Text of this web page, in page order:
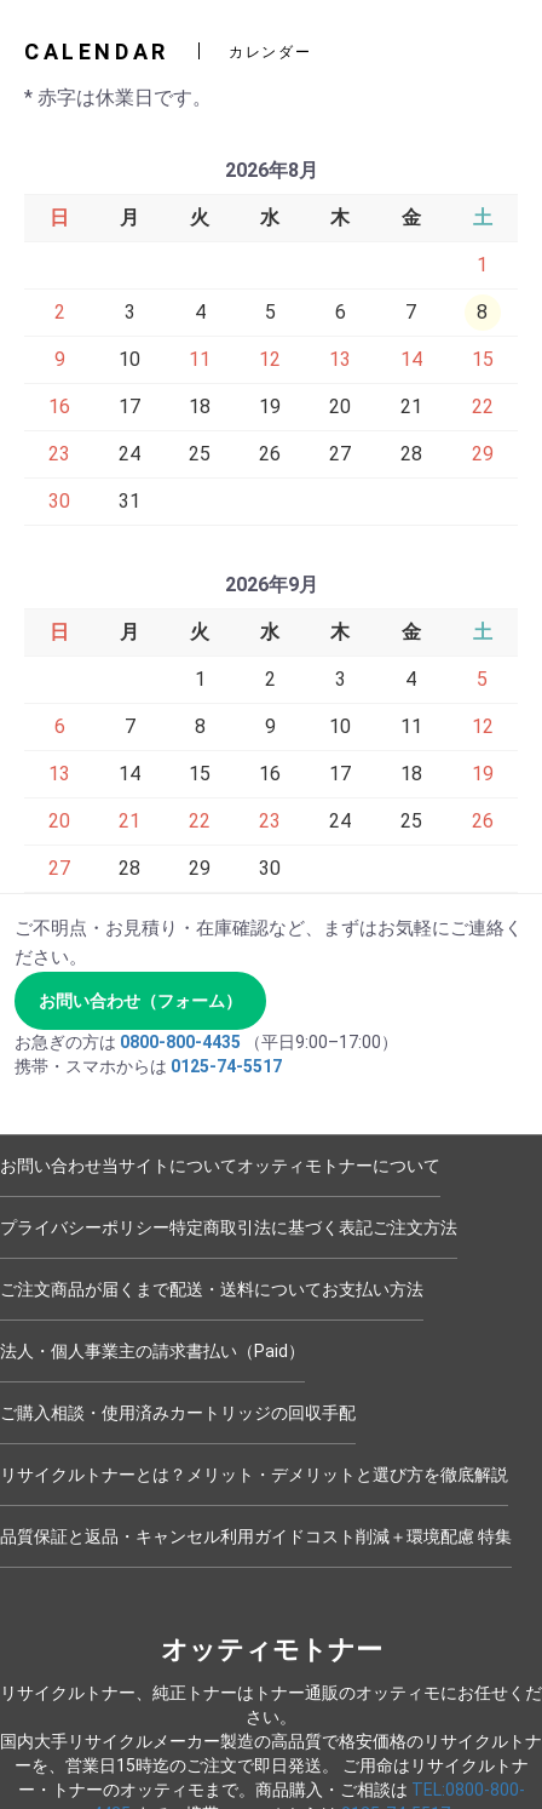
CALENDAR カレンダー
* 赤字は休業日です。
2026年8月
日 月 火 水 木 金 土
1
2 3 4 5 6 7 8
9 10 11 12 13 14 15
16 17 18 19 20 21 22
23 24 25 26 27 28 29
30 31
2026年9月
日 月 火 水 木 金 土
1 2 3 4 5
6 7 8 9 10 11 12
13 14 15 16 17 18 19
20 21 22 23 24 25 26
27 28 29 30
ご不明点・お見積り・在庫確認など、まずはお気軽にご連絡く
ださい。
お問い合わせ（フォーム）
お急ぎの方は 0800-800-4435 （平日9:00–17:00）
携帯・スマホからは 0125-74-5517
お問い合わせ当サイトについてオッティモトナーについて
プライバシーポリシー特定商取引法に基づく表記ご注文方法
ご注文商品が届くまで配送・送料についてお支払い方法
法人・個人事業主の請求書払い（Paid）
ご購入相談・使用済みカートリッジの回収手配
リサイクルトナーとは？メリット・デメリットと選び方を徹底解説
品質保証と返品・キャンセル利用ガイド コスト削減＋環境配慮 特集
オッティモトナー
リサイクルトナー、純正トナーはトナー通販のオッティモにお任せくだ
さい。
国内大手リサイクルメーカー製造の高品質で格安価格のリサイクルトナ
ーを、営業日15時迄のご注文で即日発送。
ご用命はリサイクルトナ
ー・トナーのオッティモまで。商品購入・ご相談は TEL:0800-800-